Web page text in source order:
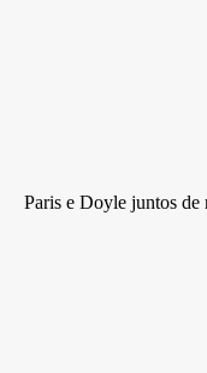
Paris e Doyle juntos de